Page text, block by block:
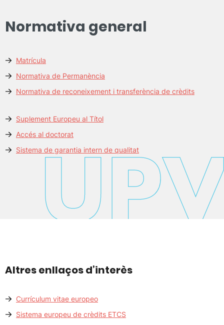
Normativa general
Matrícula
Normativa de Permanència
Normativa de reconeixement i transferència de crèdits
Suplement Europeu al Títol
Accés al doctorat
Sistema de garantia intern de qualitat
Altres enllaços d’interès
Currículum vitae europeo
Sistema europeu de crèdits ETCS